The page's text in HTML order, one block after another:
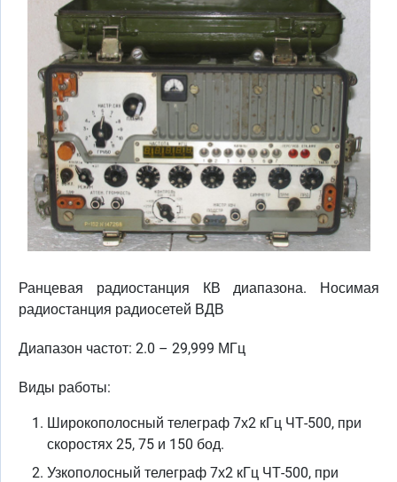
Ранцевая радиостанция КВ диапазона. Носимая
радиостанция радиосетей ВДВ
Диапазон частот: 2.0 – 29,999 МГц
Виды работы:
Широкополосный телеграф 7х2 кГц ЧТ-500, при
скоростях 25, 75 и 150 бод.
Узкополосный телеграф 7х2 кГц ЧТ-500, при